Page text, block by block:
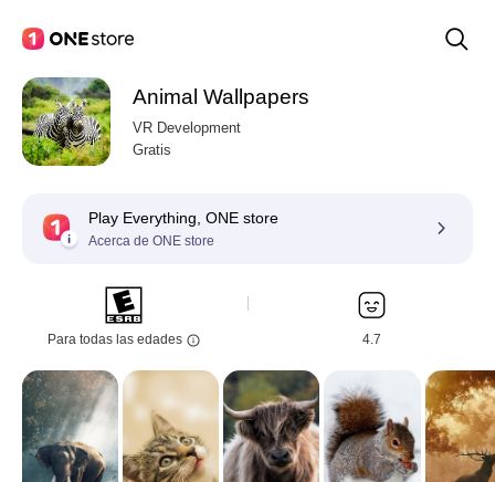
Animal Wallpapers
VR Development
Gratis
Play Everything, ONE store
Acerca de ONE store
Para todas las edades 4.7